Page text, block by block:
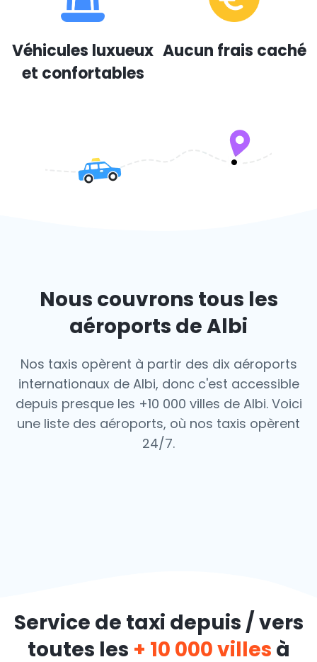
Véhicules luxueux
et confortables
Aucun frais caché
Nous couvrons tous les
aéroports de Albi
Nos taxis opèrent à partir des dix aéroports
internationaux de Albi, donc c'est accessible
depuis presque les +10 000 villes de Albi. Voici
une liste des aéroports, où nos taxis opèrent
24/7.
Service de taxi depuis / vers
toutes les + 10 000 villes à